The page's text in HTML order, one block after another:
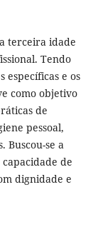
terceira idade
Tendo
específicas e os
como objetivo
de
pessoal,
Buscou-se a
de
dignidade e